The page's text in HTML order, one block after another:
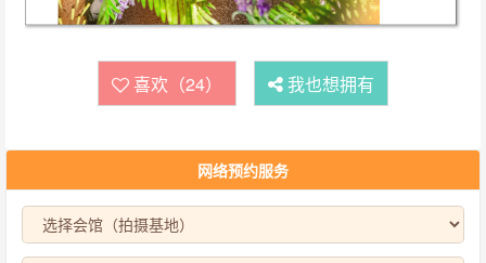
喜欢（24） 我也想拥有
网络预约服务